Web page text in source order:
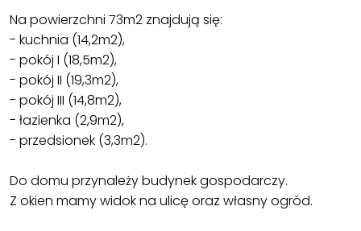
Na powierzchni 73m2 znajdują się:
- kuchnia (14,2m2),
- pokój I (18,5m2),
- pokój II (19,3m2),
- pokój III (14,8m2),
- łazienka (2,9m2),
- przedsionek (3,3m2).
Do domu przynależy budynek gospodarczy.
Z okien mamy widok na ulicę oraz własny ogród.